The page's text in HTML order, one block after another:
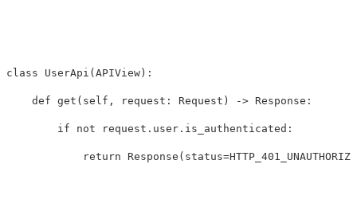
class UserApi ( APIView ):
def get ( self , request : Request ) -> Response :
if not request . user . is_authenticated :
return Response ( status=